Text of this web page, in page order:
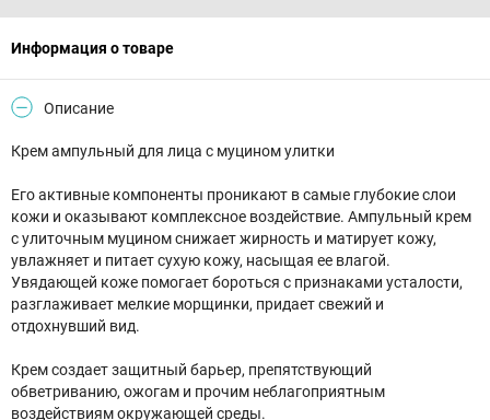
Информация о товаре
Описание
Крем ампульный для лица с муцином улитки
Его активные компоненты проникают в самые глубокие слои
кожи и оказывают комплексное воздействие. Ампульный крем
с улиточным муцином снижает жирность и матирует кожу,
увлажняет и питает сухую кожу, насыщая ее влагой.
Увядающей коже помогает бороться с признаками усталости,
разглаживает мелкие морщинки, придает свежий и
отдохнувший вид.
Крем создает защитный барьер, препятствующий
обветриванию, ожогам и прочим неблагоприятным
воздействиям окружающей среды.